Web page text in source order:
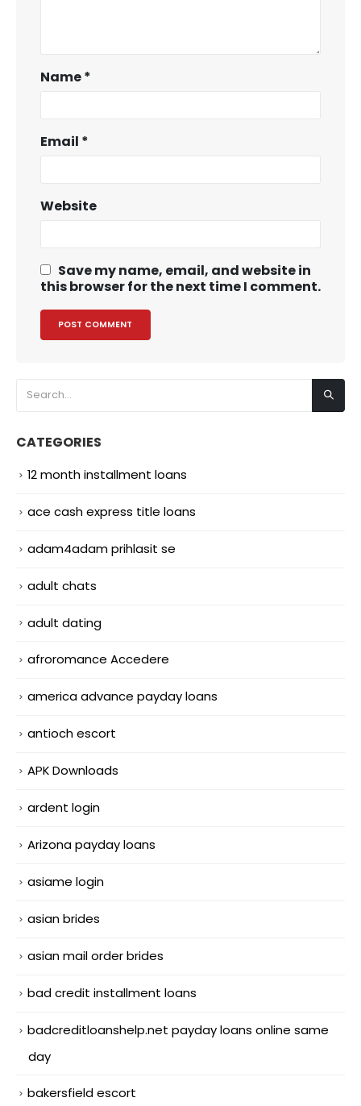
Name*
Email *
Website
Save my name, email, and website in
this browser for the next time I comment.
CATEGORIES
12 month installment loans
ace cash express title loans
adam4adam prihlasit se
adult chats
adult dating
afroromance Accedere
america advance payday loans
antioch escort
APK Downloads
ardent login
Arizona payday loans
asiame login
asian brides
asian mail order brides
bad credit installment loans
badcreditloanshelp.net payday loans online same
day
bakersfield escort